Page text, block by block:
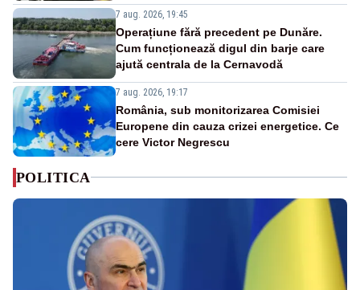
7 aug. 2026, 19:45
Operațiune fără precedent pe Dunăre.
Cum funcționează digul din barje care
ajută centrala de la Cernavodă
7 aug. 2026, 19:17
România, sub monitorizarea Comisiei
Europene din cauza crizei energetice. Ce
cere Victor Negrescu
POLITICA